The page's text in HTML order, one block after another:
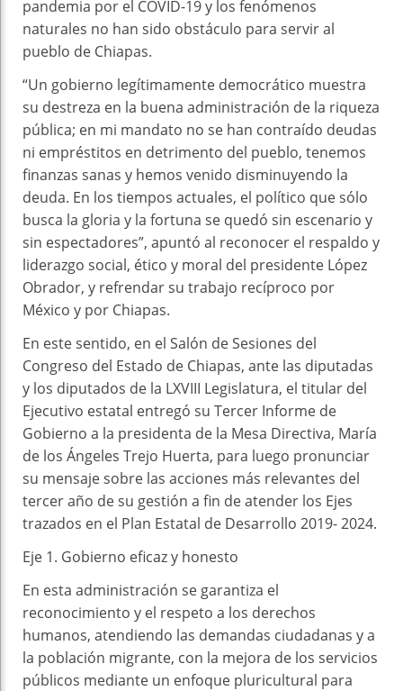
pandemia por el COVID-19 y los fenómenos
naturales no han sido obstáculo para servir al
pueblo de Chiapas.
“Un gobierno legítimamente democrático muestra
su destreza en la buena administración de la riqueza
pública; en mi mandato no se han contraído deudas
ni empréstitos en detrimento del pueblo, tenemos
finanzas sanas y hemos venido disminuyendo la
deuda. En los tiempos actuales, el político que sólo
busca la gloria y la fortuna se quedó sin escenario y
sin espectadores”, apuntó al reconocer el respaldo y
liderazgo social, ético y moral del presidente López
Obrador, y refrendar su trabajo recíproco por
México y por Chiapas.
En este sentido, en el Salón de Sesiones del
Congreso del Estado de Chiapas, ante las diputadas
y los diputados de la LXVIII Legislatura, el titular del
Ejecutivo estatal entregó su Tercer Informe de
Gobierno a la presidenta de la Mesa Directiva, María
de los Ángeles Trejo Huerta, para luego pronunciar
su mensaje sobre las acciones más relevantes del
tercer año de su gestión a fin de atender los Ejes
trazados en el Plan Estatal de Desarrollo 2019- 2024.
Eje 1. Gobierno eficaz y honesto
En esta administración se garantiza el
reconocimiento y el respeto a los derechos
humanos, atendiendo las demandas ciudadanas y a
la población migrante, con la mejora de los servicios
públicos mediante un enfoque pluricultural para